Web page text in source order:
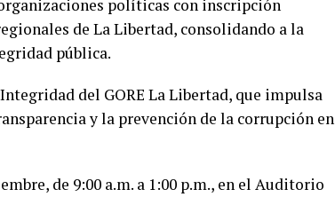
políticas con inscripción
de La Libertad, consolidando a la
pública.
del GORE La Libertad, que impulsa
y la prevención de la corrupción en
de 9:00 a.m. a 1:00 p.m., en el Auditorio